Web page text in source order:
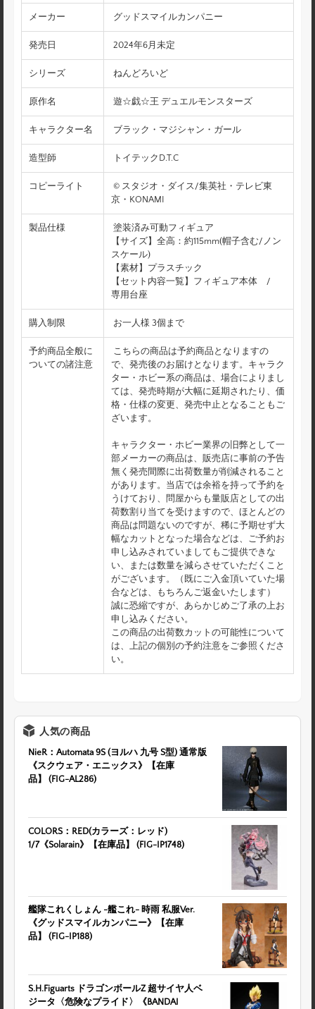
メーカー グッドスマイルカンパニー
発売日 2024年6月未定
シリーズ ねんどろいど
原作名 遊☆戯☆王 デュエルモンスターズ
キャラクター名 ブラック・マジシャン・ガール
造型師 トイテックD.T.C
コピーライト
© スタジオ・ダイス/集英社・テレビ東
京・KONAMI
製品仕様
塗装済み可動フィギュア
【サイズ】全高：約115mm(帽子含む/ノン
スケール)
【素材】プラスチック
【セット内容一覧】フィギュア本体 /
専用台座
購入制限 お一人様 3個まで
予約商品全般に
ついての諸注意
こちらの商品は予約商品となりますの
で、発売後のお届けとなります。キャラク
ター・ホビー系の商品は、場合によりまし
ては、発売時期が大幅に延期されたり、価
格・仕様の変更、発売中止となることもご
ざいます。
キャラクター・ホビー業界の旧弊として一
部メーカーの商品は、販売店に事前の予告
無く発売間際に出荷数量が削減されること
があります。当店では余裕を持って予約を
うけており、問屋からも量販店としての出
荷数割り当てを受けますので、ほとんどの
商品は問題ないのですが、稀に予期せず大
幅なカットとなった場合などは、ご予約お
申し込みされていましてもご提供できな
い、または数量を減らさせていただくこと
がございます。（既にご入金頂いていた場
合などは、もちろんご返金いたします）
誠に恐縮ですが、あらかじめご了承の上お
申し込みください。
この商品の出荷数カットの可能性について
は、上記の個別の予約注意をご参照くださ
い。
人気の商品
NieR：Automata 9S (ヨルハ 九号 S型) 通常版
《スクウェア・エニックス》【在庫
品】 (FIG-AL286)
COLORS：RED(カラーズ：レッド)
1/7《Solarain》【在庫品】 (FIG-IP1748)
艦隊これくしょん -艦これ- 時雨 私服Ver.
《グッドスマイルカンパニー》【在庫
品】 (FIG-IP188)
S.H.Figuarts ドラゴンボールZ 超サイヤ人ベ
ジータ〈危険なプライド〉《BANDAI